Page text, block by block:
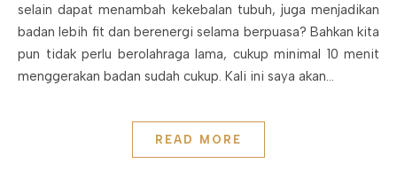
selain dapat menambah kekebalan tubuh, juga menjadikan
badan lebih fit dan berenergi selama berpuasa? Bahkan kita
pun tidak perlu berolahraga lama, cukup minimal 10 menit
menggerakan badan sudah cukup. Kali ini saya akan…
READ MORE